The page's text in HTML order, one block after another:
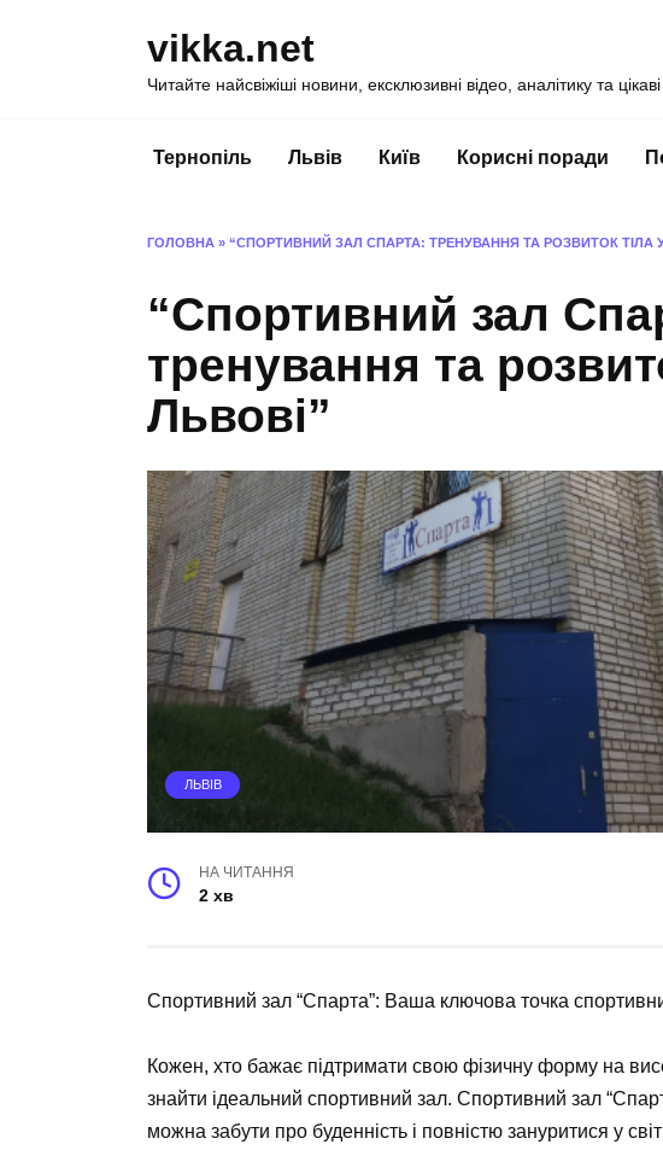
vikka.net
Читайте найсвіжіші новини, ексклюзивні відео, аналітику та
Тернопіль Львів Київ Корисні поради
ГОЛОВНА » “СПОРТИВНИЙ ЗАЛ СПАРТА: ТРЕНУВАННЯ ТА РОЗВИТОК ТІЛА
“Спортивний зал
тренування та
Львові”
ЛЬВІВ
НА ЧИТАННЯ
2 хв
Спортивний зал “Спарта”: Ваша ключова точка
Кожен, хто бажає підтримати свою фізичну форму на
знайти ідеальний спортивний зал. Спортивний зал
можна забути про буденність і повністю зануритися у